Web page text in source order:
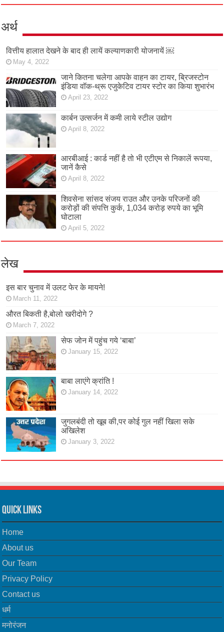
अर्थ
वित्तीय हालात देखने के बाद ही लायें कल्याणकारी योजनायें ￼
May 4, 2022
जाने कितना चलेगा आपके वाहन का टायर, ब्रिजस्टोन
इंडिया वॉक-थ्रू एजुकेटिव टायर स्टोर का किया शुभारंभ
April 23, 2022
कार्बन उत्सर्जन में कमी लाये स्टील उद्योग
April 8, 2022
आरबीआई : कार्ड नहीं है तो भी एटीएम से निकालें रूपया,
जानें कैसे
April 8, 2022
शिवसेना सांसद संजय राउत और उनके परिजनों की
करोड़ों की संपत्ति कुर्क, 1,034 करोड़ रुपये का भूमि
घोटाला
April 5, 2022
लेख
इस बार चुनाव में उलट फेर के मायने!
March 11, 2022
औरत बिकती है,बोलो खरीदोगे ?
March 7, 2022
सेफ जोन में पहुंच गये ‘बाबा’
January 15, 2022
बाबा लाएंगे क्रांति !
January 14, 2022
जुगलबंदी तो खूब की,पर कोई गुल नहीं खिला सके
अखिलेश
January 3, 2022
Quick Links
Home
About us
Our Team
Privacy Policy
Contact us
धर्म
मनोरंजन